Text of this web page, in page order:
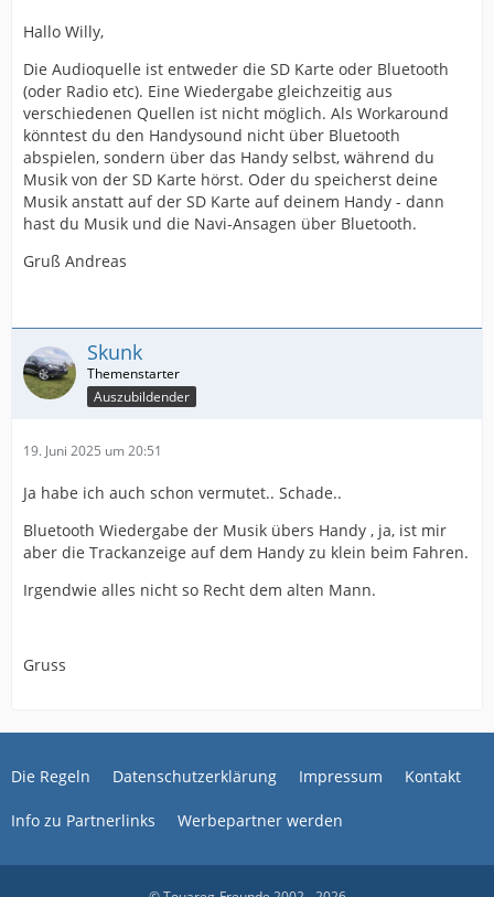
Hallo Willy,
Die Audioquelle ist entweder die SD Karte oder Bluetooth
(oder Radio etc). Eine Wiedergabe gleichzeitig aus
verschiedenen Quellen ist nicht möglich. Als Workaround
könntest du den Handysound nicht über Bluetooth
abspielen, sondern über das Handy selbst, während du
Musik von der SD Karte hörst. Oder du speicherst deine
Musik anstatt auf der SD Karte auf deinem Handy - dann
hast du Musik und die Navi-Ansagen über Bluetooth.
Gruß Andreas
Skunk
Auszubildender
19. Juni 2025 um 20:51
Ja habe ich auch schon vermutet.. Schade..
Bluetooth Wiedergabe der Musik übers Handy , ja, ist mir
aber die Trackanzeige auf dem Handy zu klein beim Fahren.
Irgendwie alles nicht so Recht dem alten Mann.
Gruss
Die Regeln Datenschutzerklärung Impressum Kontakt
Info zu Partnerlinks Werbepartner werden